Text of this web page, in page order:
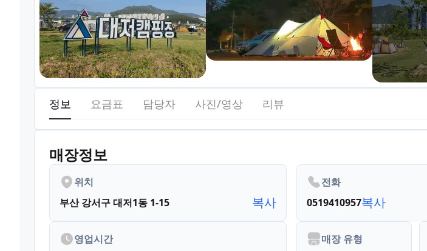
정보 요금표 담당자 사진/영상 리뷰
매장정보
위치
부산 강서구 대저1동 1-15
복사
영업시간
전화
0519410957복사
매장 유형